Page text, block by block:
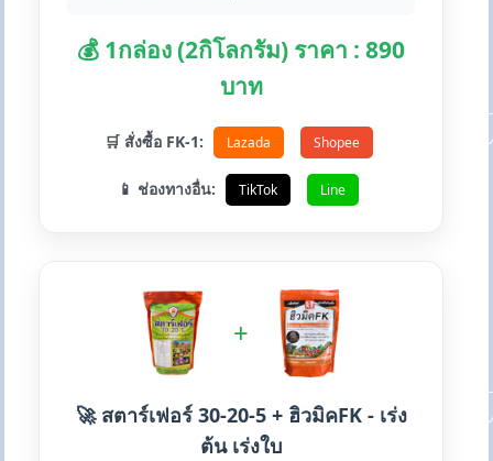
💰 1กล่อง (2กิโลกรัม) ราคา : 890
บาท
🛒 สั่งซื้อ FK-1: Lazada Shopee
📱 ช่องทางอื่น: TikTok Line
+
🚀 สตาร์เฟอร์ 30-20-5 + ฮิวมิคFK - เร่ง
ต้น เร่งใบ